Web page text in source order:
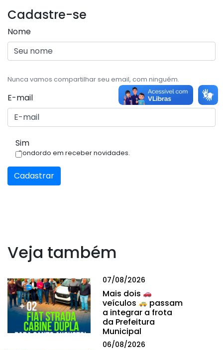
Cadastre-se
Nome
Nunca vamos compartilhar seu email, com ninguém.
E-mail
Sim
Condordo em receber novidades.
Cadastrar
Veja também
07/08/2026
Mais dois
veículos
passam
a integrar a frota
da Prefeitura
Municipal
06/08/2026